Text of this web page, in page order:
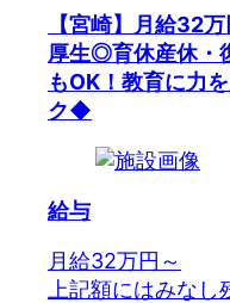
【宮崎】月給32
厚生◎育休産休・
もOK！教育に力
ク◆
給与
月給32万円～
上記額にはみな